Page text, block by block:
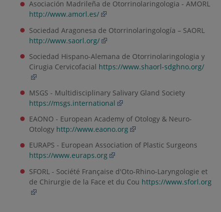
Asociación Madrileña de Otorrinolaringologia - AMORL
http://www.amorl.es/
Sociedad Aragonesa de Otorrinolaringología – SAORL
http://www.saorl.org/
Sociedad Hispano-Alemana de Otorrinolaringologia y
Cirugia Cervicofacial https://www.shaorl-sdghno.org/
MSGS - Multidisciplinary Salivary Gland Society
https://msgs.international
EAONO - European Academy of Otology & Neuro-
Otology http://www.eaono.org
EURAPS - European Association of Plastic Surgeons
https://www.euraps.org
SFORL - Société Française d'Oto-Rhino-Laryngologie et
de Chirurgie de la Face et du Cou https://www.sforl.org